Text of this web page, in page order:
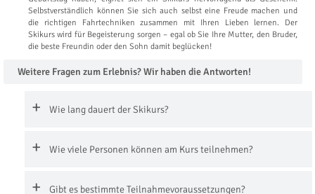
Selbstverständlich können Sie sich auch selbst eine Freude machen und
die richtigen Fahrtechniken zusammen mit Ihren Lieben lernen. Der
Skikurs wird für Begeisterung sorgen – egal ob Sie Ihre Mutter, den Bruder,
die beste Freundin oder den Sohn damit beglücken!
Weitere Fragen zum Erlebnis? Wir haben die Antworten!
Wie lang dauert der Skikurs?
Wie viele Personen können am Kurs teilnehmen?
Gibt es bestimmte Teilnahmevoraussetzungen?